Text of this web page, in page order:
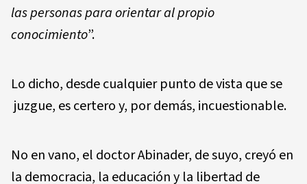
las personas para orientar al propio
conocimiento”.
Lo dicho, desde cualquier punto de vista que se
juzgue, es certero y, por demás, incuestionable.
No en vano, el doctor Abinader, de suyo, creyó en
la democracia, la educación y la libertad de